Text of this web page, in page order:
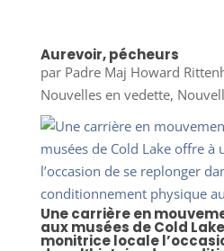
Aurevoir, pécheurs
par Padre Maj Howard
Nouvelles en vedette,
Une carrière en
aux musées de Cold
monitrice locale